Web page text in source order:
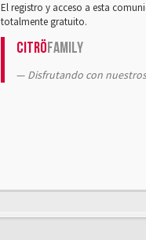
El registro y acceso a esta
totalmente gratuito.
CitröFamily
Disfrutando con